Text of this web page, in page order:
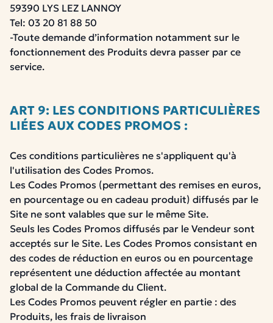
59390 LYS LEZ LANNOY
Tel: 03 20 81 88 50
-Toute demande d’information notamment sur le
fonctionnement des Produits devra passer par ce
service.
ART 9: LES CONDITIONS PARTICULIÈRES
LIÉES AUX CODES PROMOS :
Ces conditions particulières ne s'appliquent qu'à
l'utilisation des Codes Promos.
Les Codes Promos (permettant des remises en euros,
en pourcentage ou en cadeau produit) diffusés par le
Site ne sont valables que sur le même Site.
Seuls les Codes Promos diffusés par le Vendeur sont
acceptés sur le Site. Les Codes Promos consistant en
des codes de réduction en euros ou en pourcentage
représentent une déduction affectée au montant
global de la Commande du Client.
Les Codes Promos peuvent régler en partie : des
Produits, les frais de livraison